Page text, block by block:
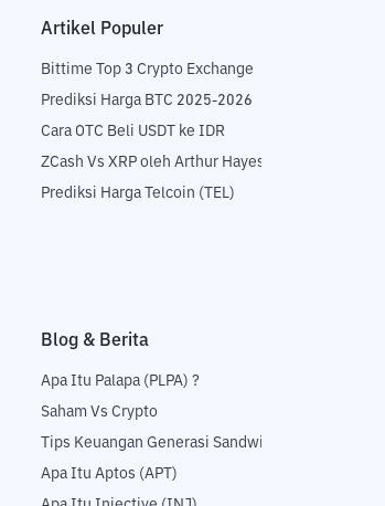
Artikel Populer
Bittime Top 3 Crypto Exchange
Prediksi Harga BTC 2025-2026
Cara OTC Beli USDT ke IDR
ZCash Vs XRP oleh Arthur Hayes
Prediksi Harga Telcoin (TEL)
Blog & Berita
Apa Itu Palapa (PLPA) ?
Saham Vs Crypto
Tips Keuangan Generasi Sandwich
Apa Itu Aptos (APT)